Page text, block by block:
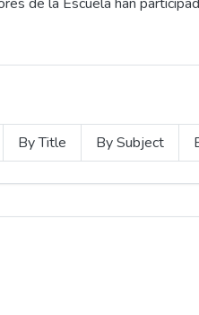
By Title By Subject